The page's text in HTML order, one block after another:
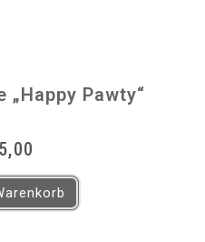
„Happy Pawty“